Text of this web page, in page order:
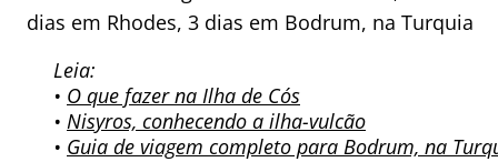
dias em Rhodes, 3 dias em Bodrum, na Turquia
Leia:
• O que fazer na Ilha de Cós
• Nisyros, conhecendo a ilha-vulcão
• Guia de viagem completo para Bodrum, na